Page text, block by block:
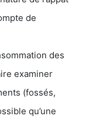
de
des
examiner
(fossés,
qu’une